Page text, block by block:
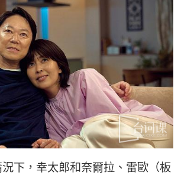
下，幸太郎和奈爾拉、雷歐（板